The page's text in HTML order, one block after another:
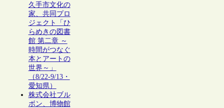
久手市文化の
家、共同プロ
ジェクト「ひ
らめきの図書
館 第二章 ～
時間がつなぐ
本とアートの
世界～」
（8/22-9/13・
愛知県）
株式会社ブル
ボン、博物館